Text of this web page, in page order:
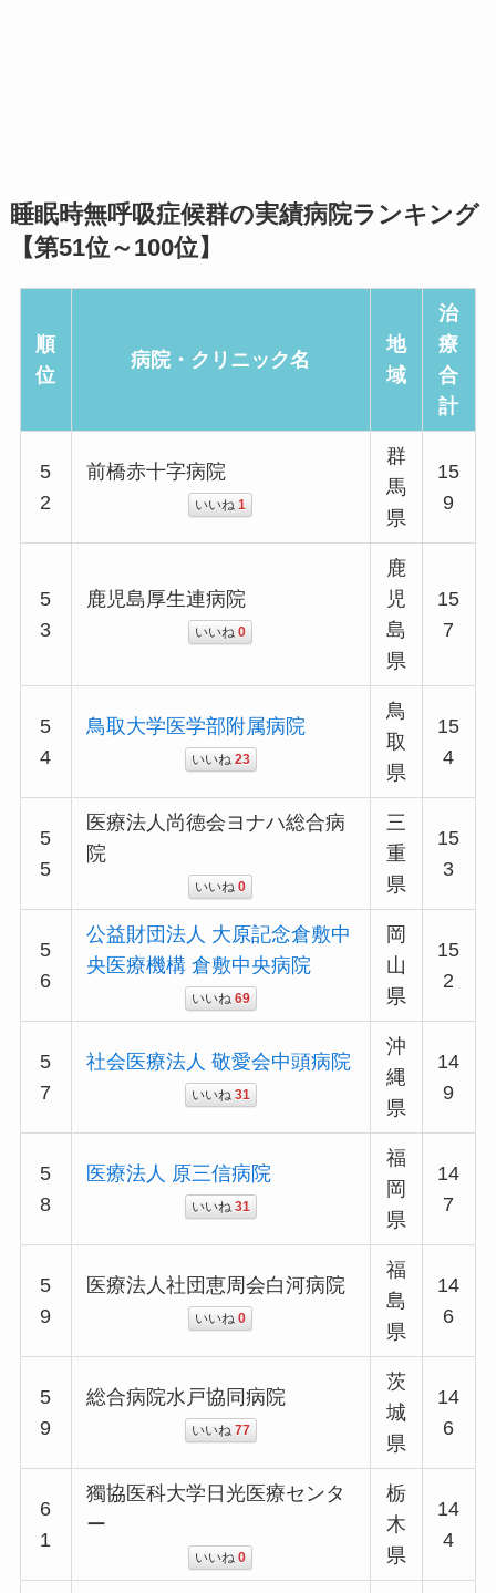
睡眠時無呼吸症候群の実績病院ランキング
【第51位～100位】
順
位
病院・クリニック名
地
域
治
療
合
計
5
2
前橋赤十字病院
いいね1
群
馬
県
15
9
5
3
鹿児島厚生連病院
いいね0
鹿
児
島
県
15
7
5
4
鳥取大学医学部附属病院
いいね 23
鳥
取
県
15
4
5
5
医療法人尚徳会ヨナハ総合病
院
いいね0
三
重
県
15
3
5
6
公益財団法人 大原記念倉敷中
央医療機構 倉敷中央病院
いいね 69
岡
山
県
15
2
5
7
社会医療法人 敬愛会中頭病院
いいね 31
沖
縄
県
14
9
5
8
医療法人 原三信病院
いいね 31
福
岡
県
14
7
5
9
医療法人社団恵周会白河病院
いいね0
福
島
県
14
6
5
9
総合病院水戸協同病院
いいね 77
茨
城
県
14
6
6
1
獨協医科大学日光医療センタ
ー
いいね0
栃
木
県
14
4